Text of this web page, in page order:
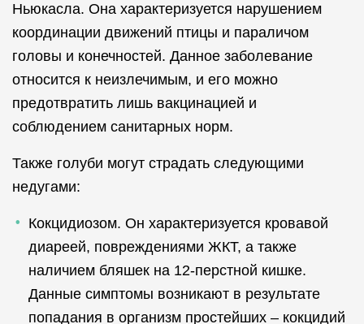
Ньюкасла. Она характеризуется нарушением
координации движений птицы и параличом
головы и конечностей. Данное заболевание
относится к неизлечимым, и его можно
предотвратить лишь вакцинацией и
соблюдением санитарных норм.
Также голуби могут страдать следующими
недугами:
Кокцидиозом. Он характеризуется кровавой
диареей, повреждениями ЖКТ, а также
наличием бляшек на 12-перстной кишке.
Данные симптомы возникают в результате
попадания в организм простейших – кокцидий